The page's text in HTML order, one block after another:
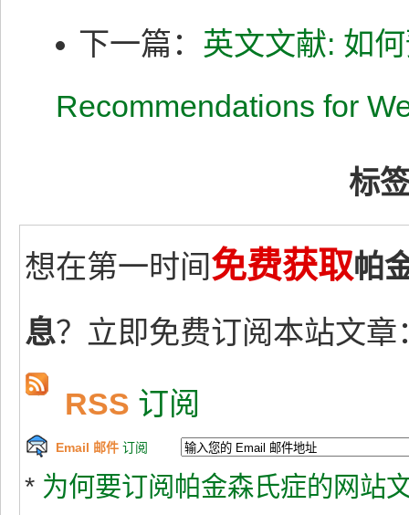
下一篇： 英文文献: 如
Recommendations for
标
想在第一时间免费获取帕
息？立即免费订阅本站文章
RSS 订阅
Email 邮件 订阅
* 为何要订阅帕金森氏症的网站